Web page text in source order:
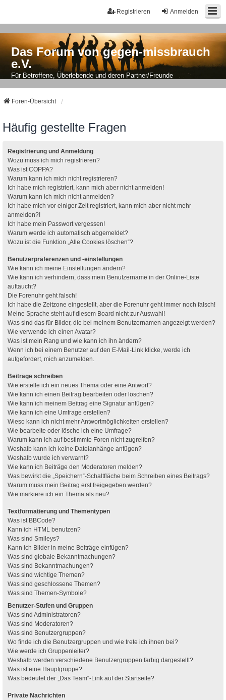
Anmelden
Registrieren
Das Forum von gegen-missbrauch
e.V.
Für Betroffene, Überlebende und deren Partner/Freunde
Foren-Übersicht
Häufig gestellte Fragen
Registrierung und Anmeldung
Wozu muss ich mich registrieren?
Was ist COPPA?
Warum kann ich mich nicht registrieren?
Ich habe mich registriert, kann mich aber nicht anmelden!
Warum kann ich mich nicht anmelden?
Ich habe mich vor einiger Zeit registriert, kann mich aber nicht mehr
anmelden?!
Ich habe mein Passwort vergessen!
Warum werde ich automatisch abgemeldet?
Wozu ist die Funktion „Alle Cookies löschen“?
Benutzerpräferenzen und -einstellungen
Wie kann ich meine Einstellungen ändern?
Wie kann ich verhindern, dass mein Benutzername in der Online-Liste
auftaucht?
Die Forenuhr geht falsch!
Ich habe die Zeitzone eingestellt, aber die Forenuhr geht immer noch falsch!
Meine Sprache steht auf diesem Board nicht zur Auswahl!
Was sind das für Bilder, die bei meinem Benutzernamen angezeigt werden?
Wie verwende ich einen Avatar?
Was ist mein Rang und wie kann ich ihn ändern?
Wenn ich bei einem Benutzer auf den E-Mail-Link klicke, werde ich
aufgefordert, mich anzumelden.
Beiträge schreiben
Wie erstelle ich ein neues Thema oder eine Antwort?
Wie kann ich einen Beitrag bearbeiten oder löschen?
Wie kann ich meinem Beitrag eine Signatur anfügen?
Wie kann ich eine Umfrage erstellen?
Wieso kann ich nicht mehr Antwortmöglichkeiten erstellen?
Wie bearbeite oder lösche ich eine Umfrage?
Warum kann ich auf bestimmte Foren nicht zugreifen?
Weshalb kann ich keine Dateianhänge anfügen?
Weshalb wurde ich verwarnt?
Wie kann ich Beiträge den Moderatoren melden?
Was bewirkt die „Speichern“-Schaltfläche beim Schreiben eines Beitrags?
Warum muss mein Beitrag erst freigegeben werden?
Wie markiere ich ein Thema als neu?
Textformatierung und Thementypen
Was ist BBCode?
Kann ich HTML benutzen?
Was sind Smileys?
Kann ich Bilder in meine Beiträge einfügen?
Was sind globale Bekanntmachungen?
Was sind Bekanntmachungen?
Was sind wichtige Themen?
Was sind geschlossene Themen?
Was sind Themen-Symbole?
Benutzer-Stufen und Gruppen
Was sind Administratoren?
Was sind Moderatoren?
Was sind Benutzergruppen?
Wo finde ich die Benutzergruppen und wie trete ich ihnen bei?
Wie werde ich Gruppenleiter?
Weshalb werden verschiedene Benutzergruppen farbig dargestellt?
Was ist eine Hauptgruppe?
Was bedeutet der „Das Team“-Link auf der Startseite?
Private Nachrichten